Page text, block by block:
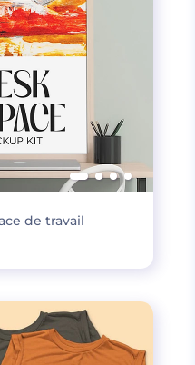
de travail